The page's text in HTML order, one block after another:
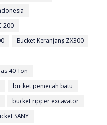
200
Bucket Keranjang ZX300
40 Ton
bucket pemecah batu
bucket ripper excavator
SANY